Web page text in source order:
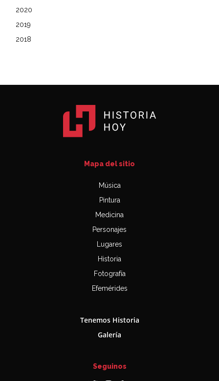
2020
2019
2018
Mapa del sitio
Música
Pintura
Medicina
Personajes
Lugares
Historia
Fotografía
Efemérides
Tenemos Historia
Galería
Seguinos